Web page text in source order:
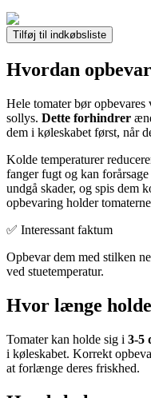
Tilføj til indkøbsliste
Hvordan
Hele tomater bør
sollys. Dette forhindrer
dem i køleskabet først, når
Kolde temperaturer
fanger fugt og kan
undgå skader, og spis dem
opbevaring holder
✅ Interessant faktum
Opbevar dem med stilken
ved stuetemperatur.
Hvor længe
Tomater kan holde sig i 3-5
i køleskabet. Korrekt
at forlænge deres friskhed.